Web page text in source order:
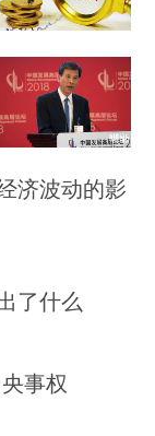
济波动的影
了什么
事权